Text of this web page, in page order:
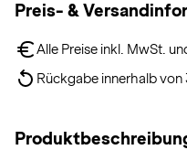
Preis- &
Alle Preise inkl. MwSt.
Rückgabe innerhalb von